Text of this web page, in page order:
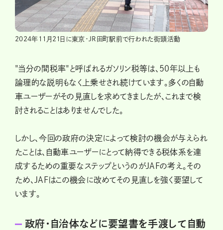
2024年11月21日に東京・JR田町駅前で行われた街頭活動
"当分の間税率"と呼ばれるガソリン税等は、50年以上も
論理的な説明もなく上乗せされ続けています。多くの自動
車ユーザーがその見直しを求めてきましたが、これまで検
討されることはありませんでした。
しかし、今回の政府の決定によって検討の機会が与えられ
たことは、自動車ユーザーにとって納得できる税体系を達
成するための重要なステップというのがJAFの考え。その
ため、JAFはこの機会に改めてその見直しを強く要望して
います。
政府・自治体などに要望書を手渡して自動